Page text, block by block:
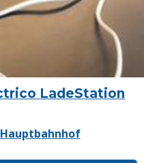
LadeStation
Hauptbahnhof